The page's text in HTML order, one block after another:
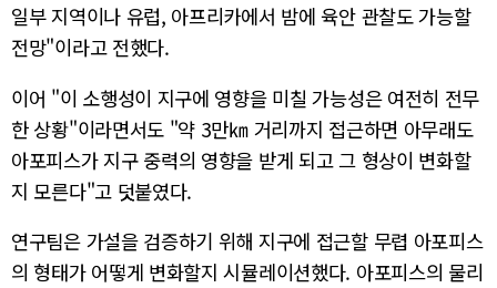
일부 지역이나 유럽, 아프리카에서 밤에 육안 관찰도 가능할
전망"이라고 전했다.
이어 "이 소행성이 지구에 영향을 미칠 가능성은 여전히 전무
한 상황"이라면서도 "약 3만㎞ 거리까지 접근하면 아무래도
아포피스가 지구 중력의 영향을 받게 되고 그 형상이 변화할
지 모른다"고 덧붙였다.
연구팀은 가설을 검증하기 위해 지구에 접근할 무렵 아포피스
의 형태가 어떻게 변화할지 시뮬레이션했다. 아포피스의 물리